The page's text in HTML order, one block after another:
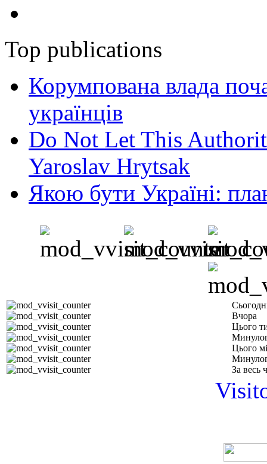
Top publications
Корумпована влада
українців
Do Not Let This
Yaroslav Hrytsak
Якою бути Україні:
Вчора
Цього
Цього
За весь